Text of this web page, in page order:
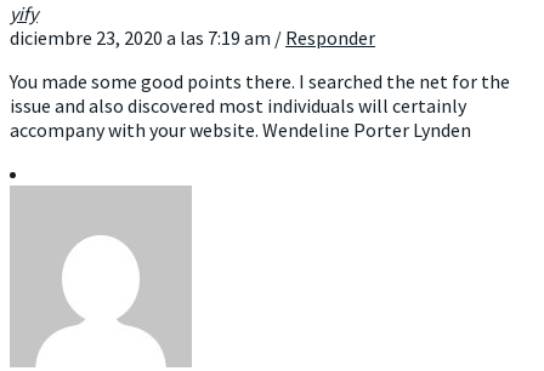
yify
diciembre 23, 2020 a las 7:19 am / Responder
You made some good points there. I searched the net for the
issue and also discovered most individuals will certainly
accompany with your website. Wendeline Porter Lynden